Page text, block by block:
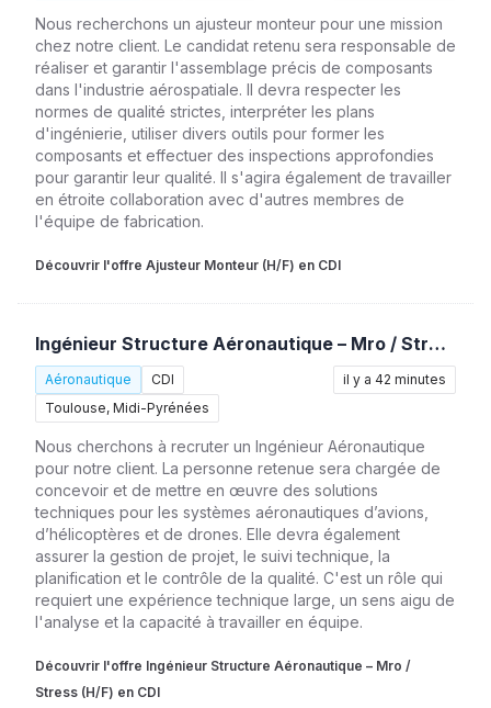
Nous recherchons un ajusteur monteur pour une mission
chez notre client. Le candidat retenu sera responsable de
réaliser et garantir l'assemblage précis de composants
dans l'industrie aérospatiale. Il devra respecter les
normes de qualité strictes, interpréter les plans
d'ingénierie, utiliser divers outils pour former les
composants et effectuer des inspections approfondies
pour garantir leur qualité. Il s'agira également de travailler
en étroite collaboration avec d'autres membres de
l'équipe de fabrication.
Découvrir l'offre Ajusteur Monteur (H/F) en CDI
Ingénieur Structure Aéronautique – Mro / Stress (H/F)
Aéronautique
CDI
Toulouse, Midi-Pyrénées
il y a 42 minutes
Nous cherchons à recruter un Ingénieur Aéronautique
pour notre client. La personne retenue sera chargée de
concevoir et de mettre en œuvre des solutions
techniques pour les systèmes aéronautiques d’avions,
d’hélicoptères et de drones. Elle devra également
assurer la gestion de projet, le suivi technique, la
planification et le contrôle de la qualité. C'est un rôle qui
requiert une expérience technique large, un sens aigu de
l'analyse et la capacité à travailler en équipe.
Découvrir l'offre Ingénieur Structure Aéronautique – Mro /
Stress (H/F) en CDI